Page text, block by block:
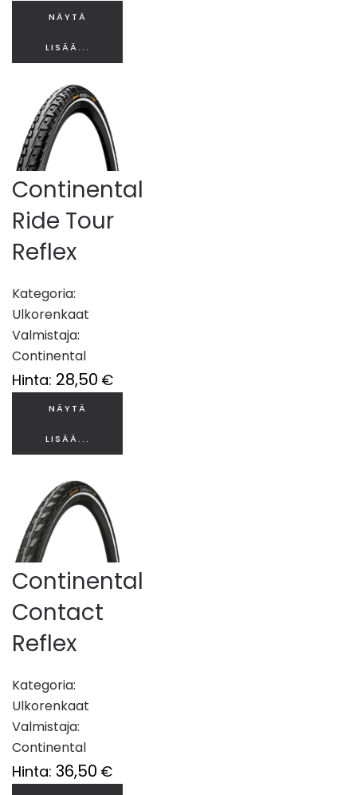
NÄYTÄ
LISÄÄ...
Continental
Ride Tour
Reflex
Kategoria:
Ulkorenkaat
Valmistaja:
Continental
Hinta: 28,50 €
NÄYTÄ
LISÄÄ...
Continental
Contact
Reflex
Kategoria:
Ulkorenkaat
Valmistaja:
Continental
Hinta: 36,50 €